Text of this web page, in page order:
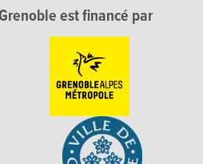
Grenoble est financé par